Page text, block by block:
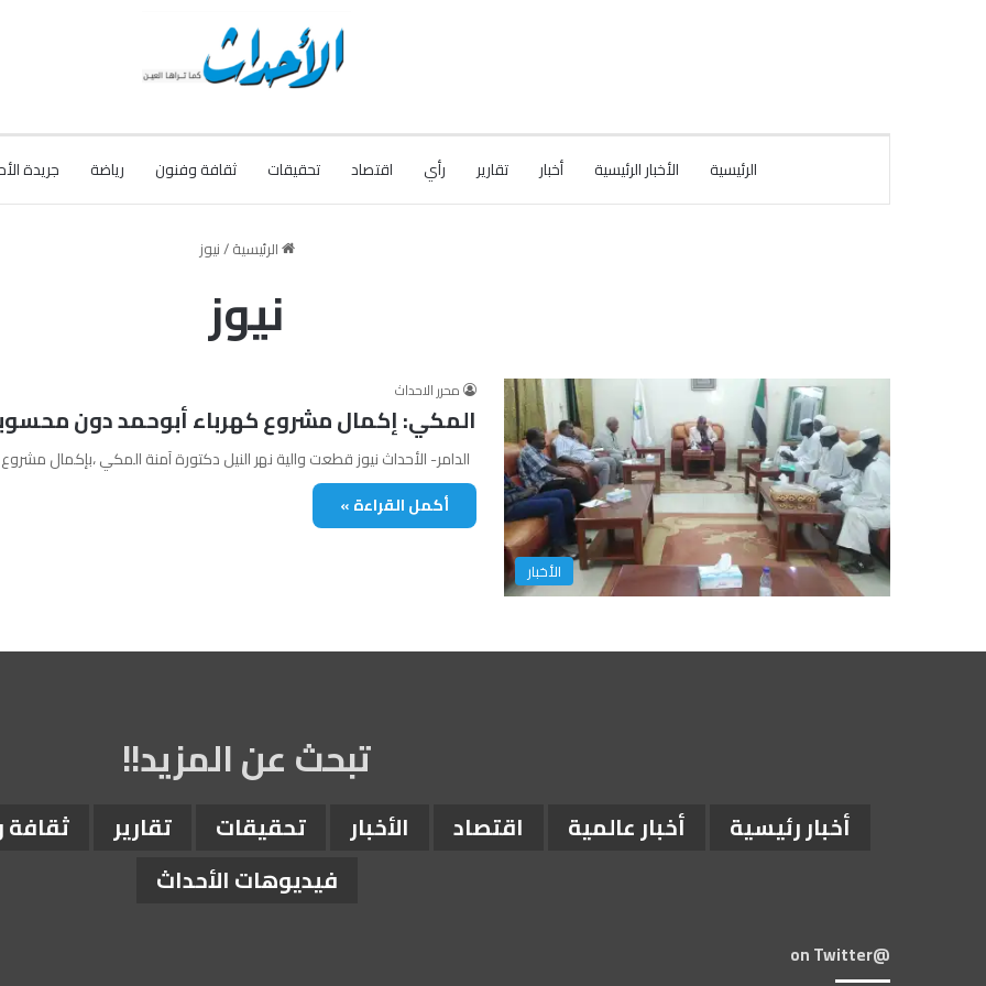
الرئيسية الأخبار الرئيسية أخبار تقارير رأي اقتصاد تحقيقات ثقافة وفنون رياضة جريدة
الرئيسية/نيوز
نيوز
الأخبار
محرر الاحداث
المكي: إكمال مشروع كهرباء أبوحمد دون
الدامر- الأحداث نيوز قطعت والية نهر النيل دكتورة آمنة المكي ،بإكمال
أكمل القراءة »
تبحث عن المزيد!!
أخبار رئيسية أخبار عالمية اقتصاد الأخبار تحقيقات تقارير
فيديوهات الأحداث
@on Twitter